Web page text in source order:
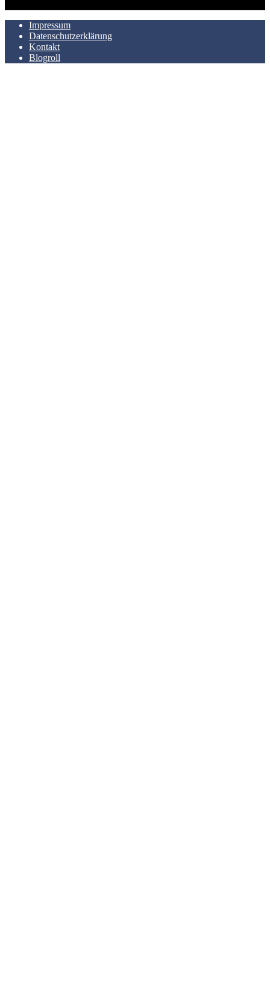
Impressum
Datenschutzerklärung
Kontakt
Blogroll